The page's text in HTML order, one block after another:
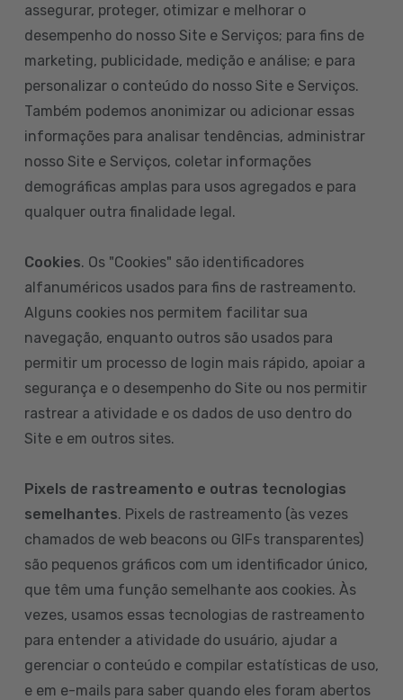
assegurar, proteger, otimizar e melhorar o
desempenho do nosso Site e Serviços; para fins de
marketing, publicidade, medição e análise; e para
personalizar o conteúdo do nosso Site e Serviços.
Também podemos anonimizar ou adicionar essas
informações para analisar tendências, administrar
nosso Site e Serviços, coletar informações
demográficas amplas para usos agregados e para
qualquer outra finalidade legal.
Cookies. Os "Cookies" são identificadores
alfanuméricos usados para fins de rastreamento.
Alguns cookies nos permitem facilitar sua
navegação, enquanto outros são usados para
permitir um processo de login mais rápido, apoiar a
segurança e o desempenho do Site ou nos permitir
rastrear a atividade e os dados de uso dentro do
Site e em outros sites.
Pixels de rastreamento e outras tecnologias
semelhantes. Pixels de rastreamento (às vezes
chamados de web beacons ou GIFs transparentes)
são pequenos gráficos com um identificador único,
que têm uma função semelhante aos cookies. Às
vezes, usamos essas tecnologias de rastreamento
para entender a atividade do usuário, ajudar a
gerenciar o conteúdo e compilar estatísticas de uso,
e em e-mails para saber quando eles foram abertos